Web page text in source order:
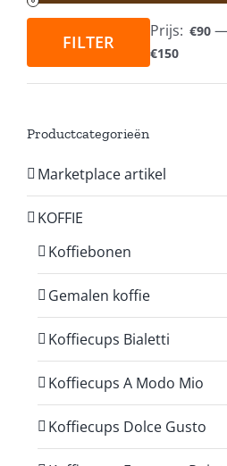
prijs
prijs
FILTER
Prijs: €90
€150
Productcategorieën
Marketplace artikel
KOFFIE
Koffiebonen
Gemalen koffie
Koffiecups Bialetti
Koffiecups A Modo Mio
Koffiecups Dolce Gusto